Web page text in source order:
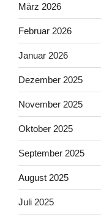
März 2026
Februar 2026
Januar 2026
Dezember 2025
November 2025
Oktober 2025
September 2025
August 2025
Juli 2025